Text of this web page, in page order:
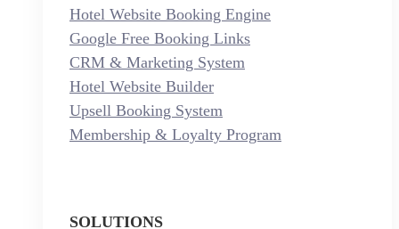
Hotel Website Booking Engine
Google Free Booking Links
CRM & Marketing System
Hotel Website Builder
Upsell Booking System
Membership & Loyalty Program
SOLUTIONS